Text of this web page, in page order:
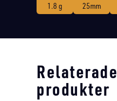
1.8 g
25mm
Relaterade
produkter